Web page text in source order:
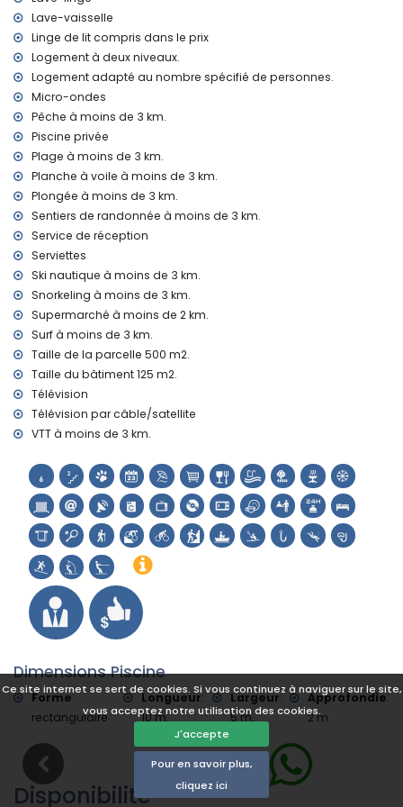
Ce site internet se sert de cookies. Si vous continuez à naviguer sur le site,
vous acceptez notre utilisation des cookies.
J'accepte
Pour en savoir plus,
cliquez ici
Installations et services en supplément
Climatisation
Lit supplémentaire et lits/couffins pour enfants (sur
demande)
Divertissements et loisirs pour vos vacances à Jávea, Costa
Blanca
Bar (à moins de 5 kilomètres de la maison)
Sites et culture à Jávea, Costa Blanca
Musée (Pueblo Histórico, Jávea), église (San Bartolomé,
Jávea), ruine (Pueblo Histórico, Jávea), monument (Pueblo
Histórico, Jávea), édifice architectural (Pueblo Histórico,
Jávea), lieu historique (Pueblo Histórico et Jávea) (à moins
de 10 kilomètres de l'hébergement)
Château (Portal de la Vila et Denia) (à moins de 25
kilomètres de l'hébergement)
Sports
Tennis (à moins de 1000 mètres de la maison)
Randonnée, VTT, cyclisme, escalade, canoë, kayak, pêche,
plongée, snorkeling, surf, planche à voile et ski nautique (à
moins de 5 kilomètres de la maison)
Golf (Club de Golf Jávea) et équitation (à moins de 10
Lave-vaisselle
Linge de lit compris dans le prix
Logement à deux niveaux.
Logement adapté au nombre spécifié de personnes.
Micro-ondes
Pêche à moins de 3 km.
Piscine privée
Plage à moins de 3 km.
Planche à voile à moins de 3 km.
Plongée à moins de 3 km.
Sentiers de randonnée à moins de 3 km.
Service de réception
Serviettes
Ski nautique à moins de 3 km.
Snorkeling à moins de 3 km.
Supermarché à moins de 2 km.
Surf à moins de 3 km.
Taille de la parcelle 500 m2.
Taille du bâtiment 125 m2.
Télévision
Télévision par câble/satellite
VTT à moins de 3 km.
Dimensions Piscine
Forme:
rectangulaire
Longueur:
10 m.
Largeur:
5 m.
Approfondie:
2 m.
Disponibilité